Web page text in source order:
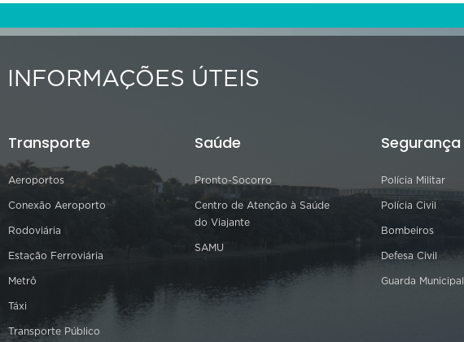
INFORMAÇÕES ÚTEIS
Transporte
Aeroportos
Conexão Aeroporto
Rodoviária
Estação Ferroviária
Metrô
Táxi
Transporte Público
Saúde
Pronto-Socorro
Centro de Atenção à Saúde
do Viajante
SAMU
Segurança
Polícia Militar
Polícia Civil
Bombeiros
Defesa Civil
Guarda Municipal